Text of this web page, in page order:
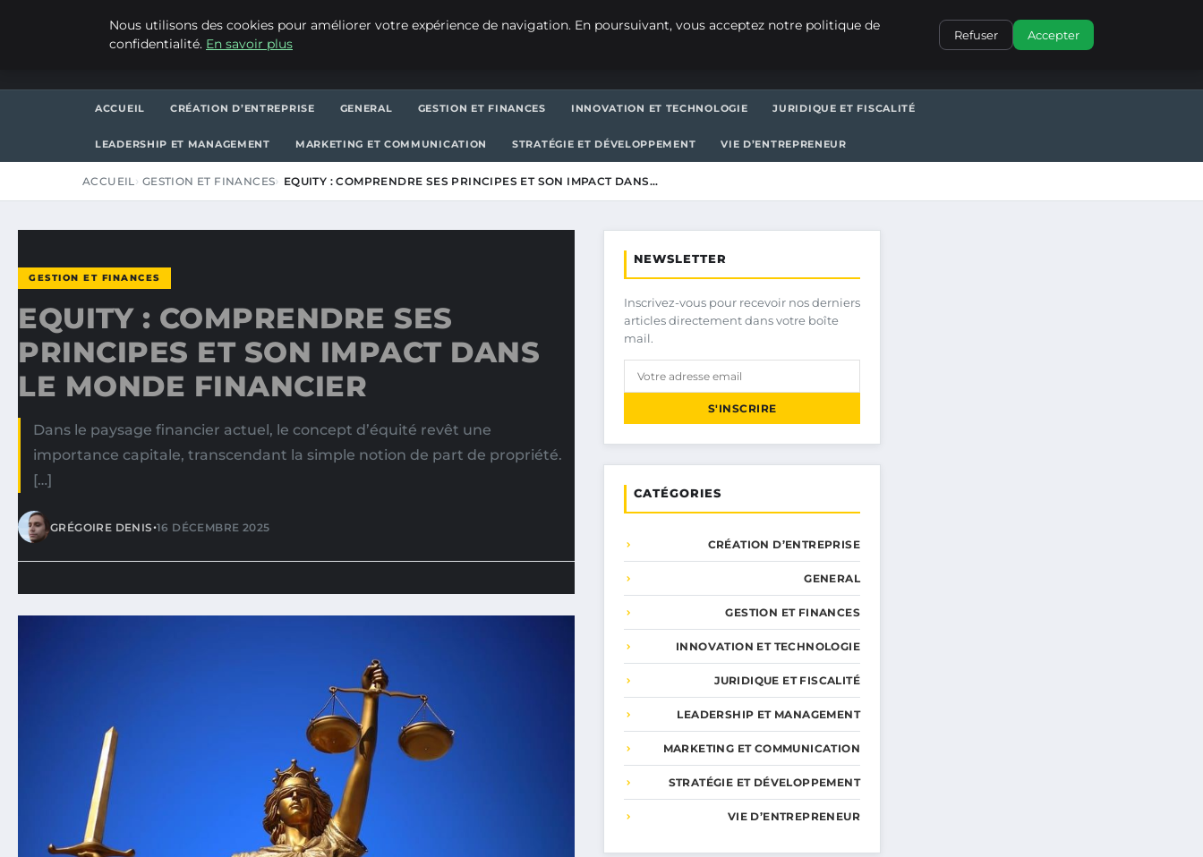
ACCUEIL CRÉATION D’ENTREPRISE GENERAL GESTION ET FINANCES INNOVATION ET TECHNOLOGIE JURIDIQUE ET FISCALITÉ
LEADERSHIP ET MANAGEMENT MARKETING ET COMMUNICATION STRATÉGIE ET DÉVELOPPEMENT VIE D’ENTREPRENEUR
ACCUEIL GESTION ET FINANCES EQUITY : COMPRENDRE SES PRINCIPES ET SON IMPACT DANS…
GESTION ET FINANCES
EQUITY : COMPRENDRE SES
PRINCIPES ET SON IMPACT DANS
LE MONDE FINANCIER
Dans le paysage financier actuel, le concept d’équité revêt une
importance capitale, transcendant la simple notion de part de propriété.
[…]
GRÉGOIRE DENIS•16 DÉCEMBRE 2025
NEWSLETTER
Inscrivez-vous pour recevoir nos derniers
articles directement dans votre boîte
mail.
S'INSCRIRE
CATÉGORIES
CRÉATION D’ENTREPRISE
GENERAL
GESTION ET FINANCES
INNOVATION ET TECHNOLOGIE
JURIDIQUE ET FISCALITÉ
LEADERSHIP ET MANAGEMENT
MARKETING ET COMMUNICATION
STRATÉGIE ET DÉVELOPPEMENT
VIE D’ENTREPRENEUR
Nous utilisons des cookies pour améliorer votre expérience de navigation. En poursuivant, vous acceptez notre politique de
confidentialité. En savoir plus
Refuser Accepter